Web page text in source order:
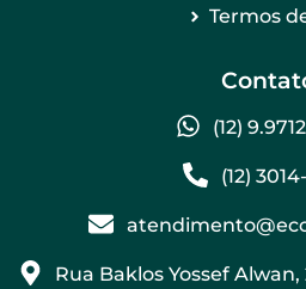
Termos
(12)
(12)
Rua Baklos Yossef